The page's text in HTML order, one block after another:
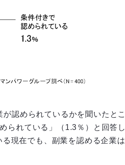
認められているかを聞いたとこ
られている」（1.3％）と回答し
現在でも、副業を認める企業は